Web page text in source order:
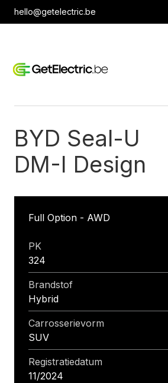
hello@getelectric.be
BYD Seal-U
DM-I Design
Full Option - AWD
PK
324
Brandstof
Hybrid
Carrosserievorm
SUV
Registratiedatum
11/2024